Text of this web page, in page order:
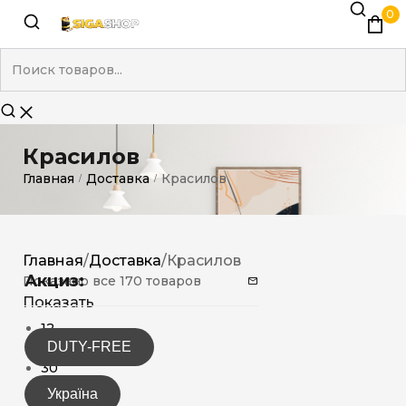
0
Красилов
Главная / Доставка / Красилов
Акциз:
DUTY-FREE
Україна
Главная/Доставка/Красилов
Показано все 170 товаров
Показать
12
15
30